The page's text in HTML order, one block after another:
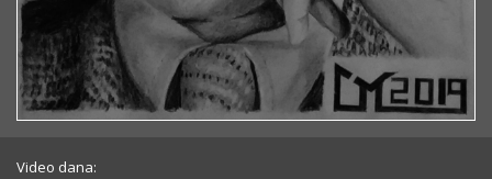
Video dana: